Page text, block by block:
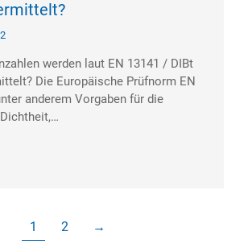
werden laut EN 13141 / DIBt
Die Europäische Prüfnorm EN
anderem Vorgaben für die
1 2 →